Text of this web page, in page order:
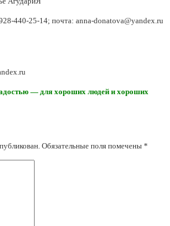
440-25-14; почта: anna-donatova@yandex.ru
— для хороших людей и хороших
Обязательные поля помечены *